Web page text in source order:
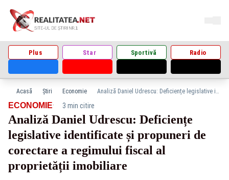
Plus Star Sportivă Radio
Acasă Știri Economie Analiză Daniel Udrescu: Deficiențe legislative identificate și propuneri de corectare a regimului fiscal al proprietății imobiliare
ECONOMIE· 3 min citire
Analiză Daniel Udrescu: Deficiențe
legislative identificate și propuneri de
corectare a regimului fiscal al
proprietății imobiliare